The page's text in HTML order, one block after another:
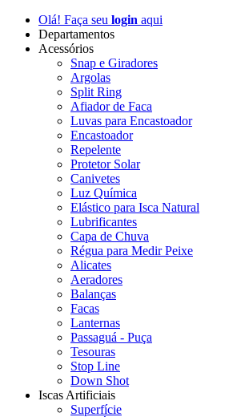
Olá! Faça seu login aqui
Departamentos
Acessórios
Snap e Giradores
Argolas
Split Ring
Afiador de Faca
Luvas para Encastoador
Encastoador
Repelente
Protetor Solar
Canivetes
Luz Química
Elástico para Isca Natural
Lubrificantes
Capa de Chuva
Régua para Medir Peixe
Alicates
Aeradores
Balanças
Facas
Lanternas
Passaguá - Puça
Tesouras
Stop Line
Down Shot
Iscas Artificiais
Superfície